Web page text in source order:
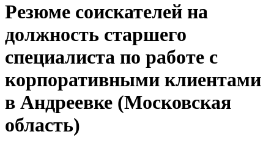
Резюме соискателей на
должность старшего
специалиста по работе с
корпоративными клиентами
в Андреевке (Московская
область)